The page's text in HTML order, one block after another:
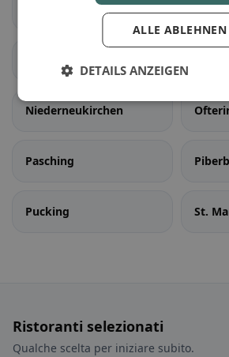
Niederneukirchen
Pasching
Pucking St.
Ristoranti selezionati
Qualche scelta per iniziare subito.
ALLE ABLEHNEN
DETAILS ANZEIGEN